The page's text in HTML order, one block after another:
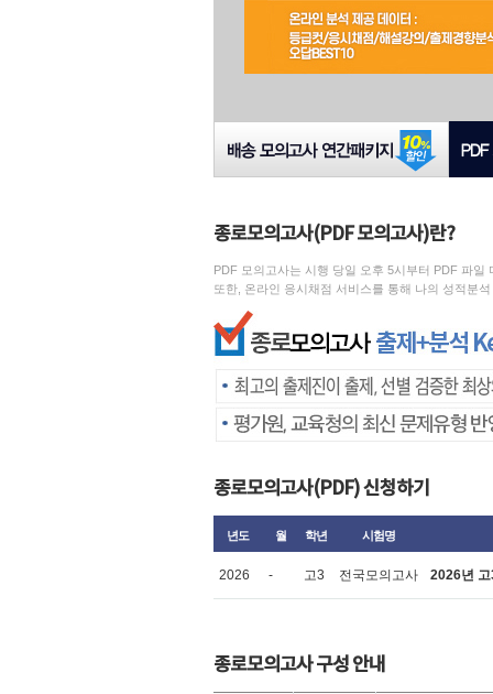
종로모의고사(PDF 모의고사)란?
PDF 모의고사는 시행 당일 오후 5시부터 PDF 파일
또한, 온라인 응시채점 서비스를 통해 나의 성적분
종로모의고사(PDF) 신청하기
년도 월 학년 시험명
2026 - 고3 전국모의고사 2026년
종로모의고사 구성 안내